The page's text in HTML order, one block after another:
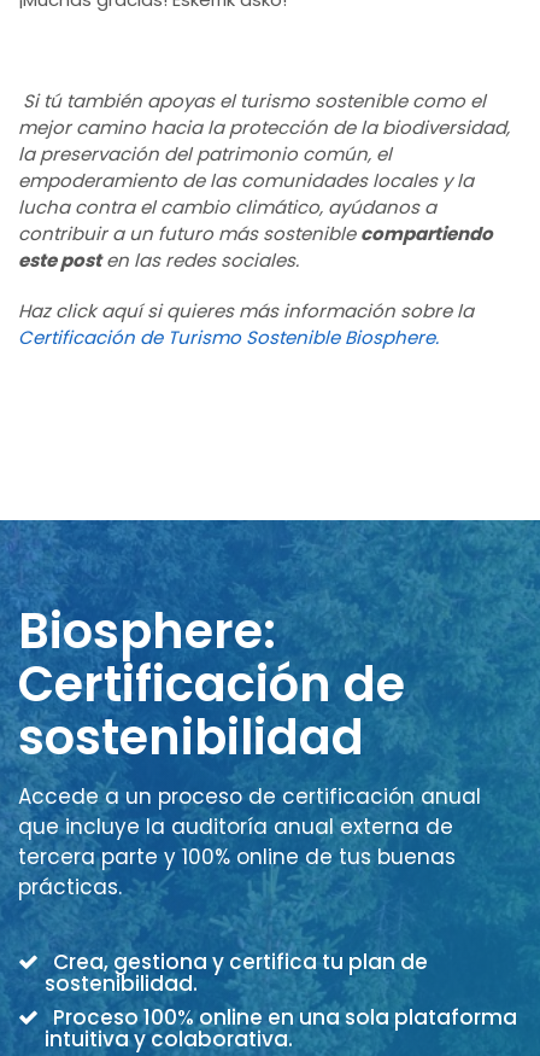
Si tú también apoyas el turismo sostenible como el
mejor camino hacia la protección de la biodiversidad,
la preservación del patrimonio común, el
empoderamiento de las comunidades locales y la
lucha contra el cambio climático, ayúdanos a
contribuir a un futuro más sosteniblecompartiendo
este posten las redes sociales.
Haz click aquí si quieres más información sobre la
Certificación de Turismo Sostenible Biosphere.
Biosphere:
Certificación de
sostenibilidad
Accede a un proceso de certificación anual
que incluye la auditoría anual externa de
tercera parte y 100% online de tus buenas
prácticas.
Crea, gestiona y certifica tu plan de
sostenibilidad.
Proceso 100% online en una sola plataforma
intuitiva y colaborativa.